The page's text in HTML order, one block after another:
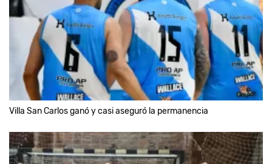
Villa San Carlos ganó y casi aseguró la permanencia